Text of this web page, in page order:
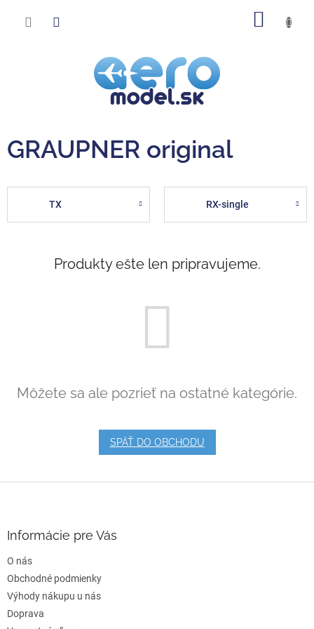
GRAUPNER original
TX RX-single
Produkty ešte len pripravujeme.
Môžete sa ale pozrieť na ostatné kategórie.
SPÄŤ DO OBCHODU
e
Informácie pre Vás
O nás
Obchodné podmienky
Výhody nákupu u nás
Doprava